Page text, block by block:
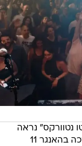
נטוורקס" נראה
שמח במיוחד במסיבת הקיץ שנערכה בהאנגר 11